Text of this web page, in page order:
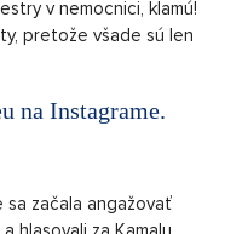
v nemocnici, klamú!
pretože všade sú len
na Instagrame.
začala angažovať